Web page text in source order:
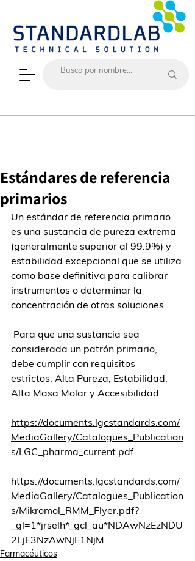
Estándares de referencia
primarios
Un estándar de referencia primario
es una sustancia de pureza extrema
(generalmente superior al 99.9%) y
estabilidad excepcional que se utiliza
como base definitiva para calibrar
instrumentos o determinar la
concentración de otras soluciones.
Para que una sustancia sea
considerada un patrón primario,
debe cumplir con requisitos
estrictos: Alta Pureza, Estabilidad,
Alta Masa Molar y Accesibilidad.
https://documents.lgcstandards.com/
MediaGallery/Catalogues_Publication
s/LGC_pharma_current.pdf
https://documents.lgcstandards.com/
MediaGallery/Catalogues_Publication
s/Mikromol_RMM_Flyer.pdf?
_gl=1*jrselh*_gcl_au*NDAwNzEzNDU
2LjE3NzAwNjE1NjM.
Farmacéuticos